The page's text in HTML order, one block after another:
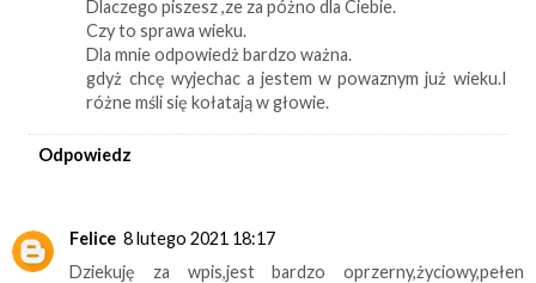
Dlaczego piszesz ,ze za póżno dla Ciebie.
Czy to sprawa wieku.
Dla mnie odpowiedż bardzo ważna.
gdyż chcę wyjechac a jestem w powaznym już wieku.I
różne mśli się kołatają w głowie.
Odpowiedz
Felice 8 lutego 2021 18:17
Dziekuję za wpis,jest bardzo oprzerny,życiowy,pełen